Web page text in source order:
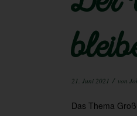
21. Juni 2021 / von
Das Thema